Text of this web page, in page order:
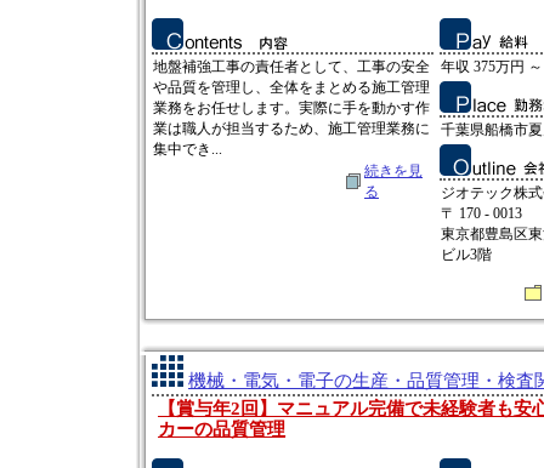
地盤補強工事の責任者として、工事の安全
や品質を管理し、全体をまとめる施工管理
業務をお任せします。実際に手を動かす作
業は職人が担当するため、施工管理業務に
集中でき...
続きを見
る
年収 375万円
千葉県船橋市
ジオテック株
〒 170 - 0013
東京都豊島区
ビル3階
機械・電気・電子の生産・品質管理・検査
【賞与年2回】マニュアル完備で未経験者も安
カーの品質管理